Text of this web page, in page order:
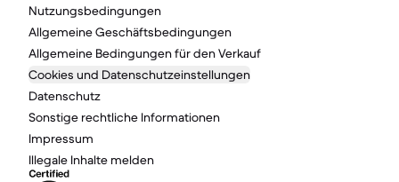
Nutzungsbedingungen
Allgemeine Geschäftsbedingungen
Allgemeine Bedingungen für den Verkauf
Cookies und Datenschutzeinstellungen
Datenschutz
Sonstige rechtliche Informationen
Impressum
Illegale Inhalte melden